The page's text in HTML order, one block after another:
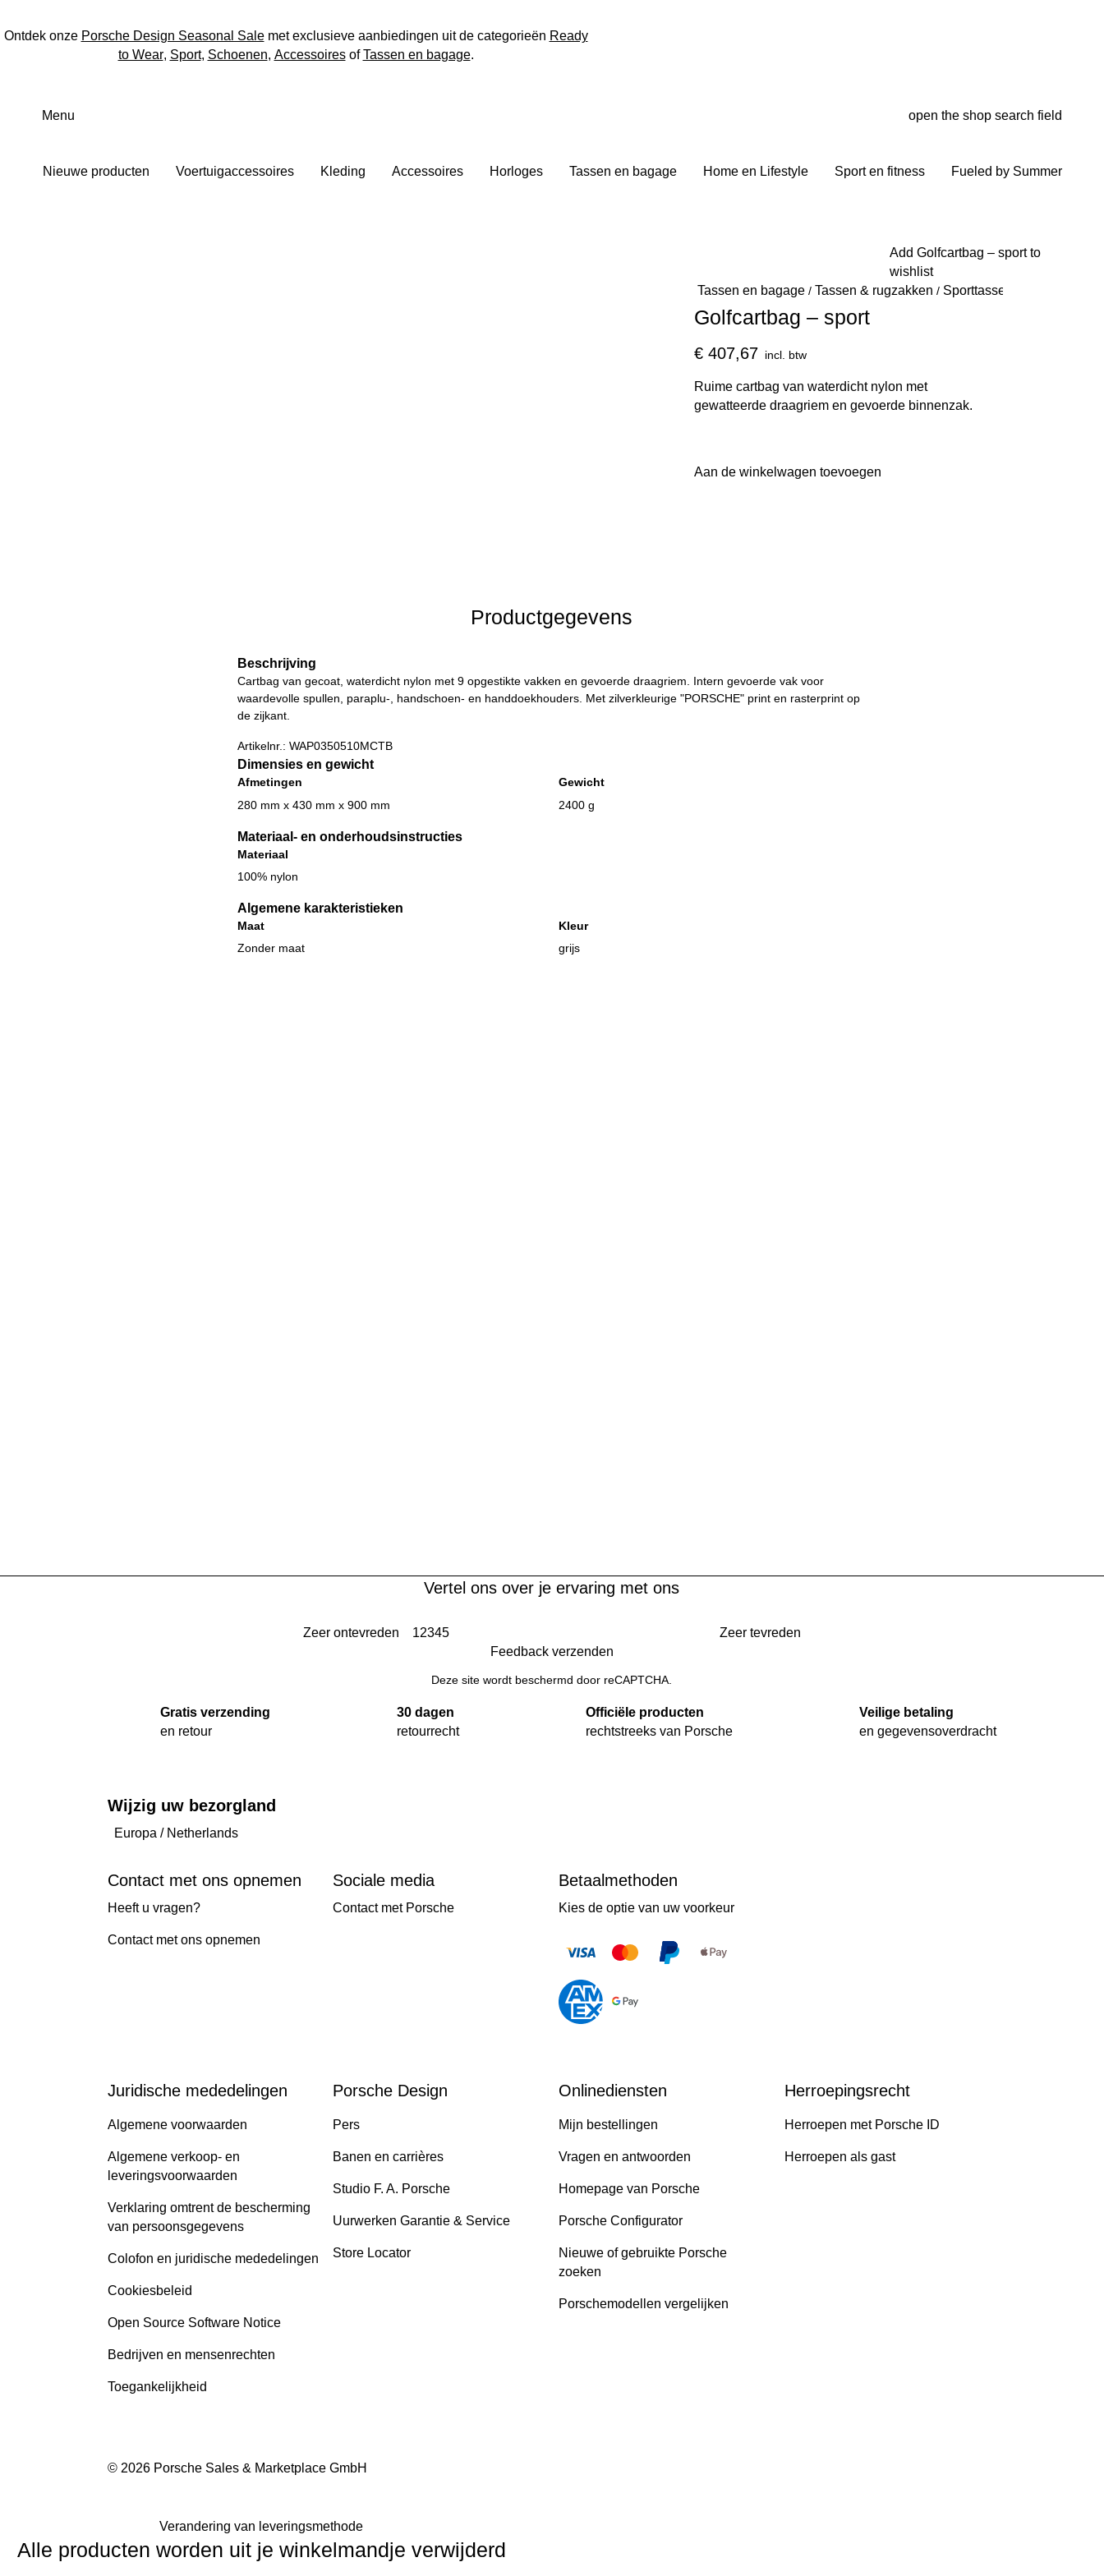
Ontdek onze Porsche Design Seasonal Salemet exclusieve aanbiedingen uit de categorieën Ready
to Wear, Sport, Schoenen, AccessoiresofTassen en bagage.
Menu open the shop search field
Nieuwe producten Voertuigaccessoires Kleding Accessoires Horloges Tassen en bagage Home en Lifestyle Sport en fitness Fueled by Summer
Add Golfcartbag – sport to
wishlist
Tassen en bagage / Tassen & rugzakken / Sporttassen
Golfcartbag – sport
€ 407,67 incl. btw
Ruime cartbag van waterdicht nylon met
gewatteerde draagriem en gevoerde binnenzak.
Aan de winkelwagen toevoegen
Productgegevens
Beschrijving
Cartbag van gecoat, waterdicht nylon met 9 opgestikte vakken en gevoerde draagriem. Intern gevoerde vak voor
waardevolle spullen, paraplu-, handschoen- en handdoekhouders. Met zilverkleurige "PORSCHE" print en rasterprint op
de zijkant.
Artikelnr.: WAP0350510MCTB
Dimensies en gewicht
Afmetingen
280 mm x 430 mm x 900 mm
Gewicht
2400 g
Materiaal- en onderhoudsinstructies
Materiaal
100% nylon
Algemene karakteristieken
Maat
Zonder maat
Kleur
grijs
Vertel ons over je ervaring met ons
Zeer ontevreden 12345
Zeer tevreden
Feedback verzenden
Deze site wordt beschermd door reCAPTCHA.
Gratis verzending
en retour
30 dagen
retourrecht
Officiële producten
rechtstreeks van Porsche
Veilige betaling
en gegevensoverdracht
Wijzig uw bezorgland
Europa / Netherlands
Contact met ons opnemen
Heeft u vragen?
Contact met ons opnemen
Sociale media
Contact met Porsche
Betaalmethoden
Kies de optie van uw voorkeur
Juridische mededelingen
Algemene voorwaarden
Algemene verkoop- en
leveringsvoorwaarden
Verklaring omtrent de bescherming
van persoonsgegevens
Colofon en juridische mededelingen
Cookiesbeleid
Open Source Software Notice
Bedrijven en mensenrechten
Toegankelijkheid
Porsche Design
Pers
Banen en carrières
Studio F. A. Porsche
Uurwerken Garantie & Service
Store Locator
Onlinediensten
Mijn bestellingen
Vragen en antwoorden
Homepage van Porsche
Porsche Configurator
Nieuwe of gebruikte Porsche
zoeken
Porschemodellen vergelijken
Herroepingsrecht
Herroepen met Porsche ID
Herroepen als gast
© 2026 Porsche Sales & Marketplace GmbH
Verandering van leveringsmethode
Alle producten worden uit je winkelmandje verwijderd